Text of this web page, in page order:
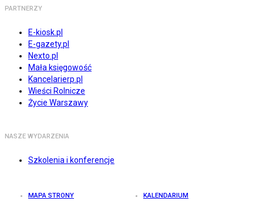
PARTNERZY
E-kiosk.pl
E-gazety.pl
Nexto.pl
Mała księgowość
Kancelarierp.pl
Wieści Rolnicze
Życie Warszawy
NASZE WYDARZENIA
Szkolenia i konferencje
MAPA STRONY KALENDARIUM